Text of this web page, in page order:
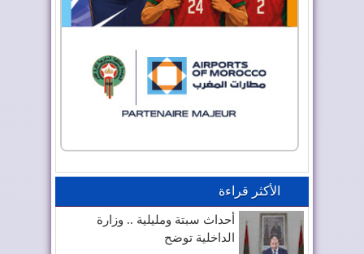
الأكثر قراءة
أحداث سبتة ومليلية .. وزارة
الداخلية توضح